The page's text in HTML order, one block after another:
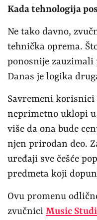
Kada tehnologija
Ne tako davno,
tehnička oprema.
ponosnije zauzimali
Danas je logika
Savremeni korisnici
neprimetno uklopi
više da ona bude
njen prirodan deo.
uređaji sve češće
predmeta koji
Ovu promenu
zvučnici Music